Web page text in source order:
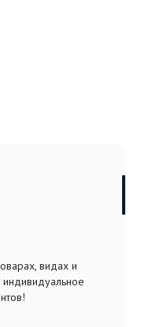
видах и
индивидуальное